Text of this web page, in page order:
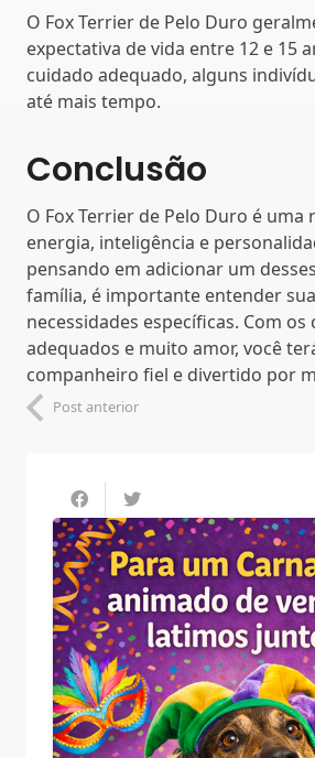
O Fox Terrier de Pelo Duro
expectativa de vida entre 12 e 15
cuidado adequado, alguns
até mais tempo.
Conclusão
O Fox Terrier de Pelo Duro é uma
energia, inteligência e
pensando em adicionar um
família, é importante entender
necessidades específicas. Com os
adequados e muito amor, você
companheiro fiel e divertido por
Post anterior